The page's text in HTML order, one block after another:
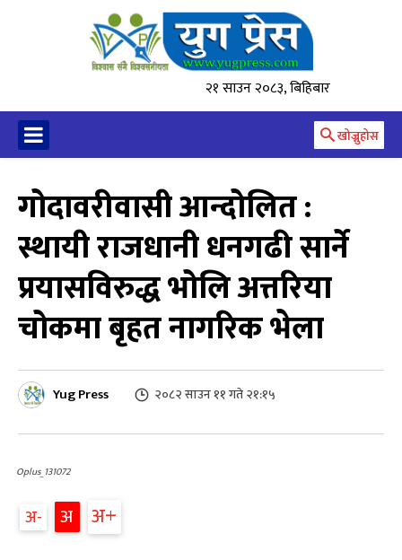
२१ साउन २०८३, बिहिबार
खोज्नुहोस
गोदावरीवासी आन्दोलित :
स्थायी राजधानी धनगढी सार्ने
प्रयासविरुद्ध भोलि अत्तरिया
चोकमा बृहत नागरिक भेला
Yug Press २०८२ साउन ११ गते २१:१५
Oplus_131072
अ अ अ